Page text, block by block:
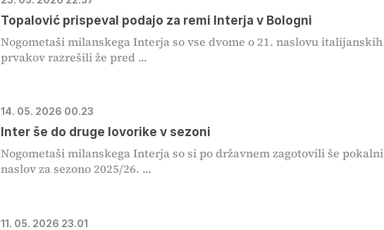
Topalović prispeval podajo za remi Interja v Bologni
Nogometaši milanskega Interja so vse dvome o 21. naslovu italijanskih
prvakov razrešili že pred ...
14. 05. 2026 00.23
Inter še do druge lovorike v sezoni
Nogometaši milanskega Interja so si po državnem zagotovili še pokalni
naslov za sezono 2025/26. ...
11. 05. 2026 23.01